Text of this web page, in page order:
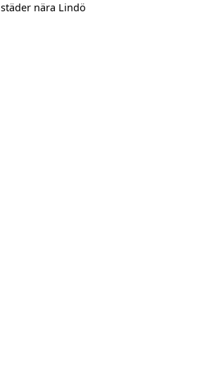
städer nära Lindö